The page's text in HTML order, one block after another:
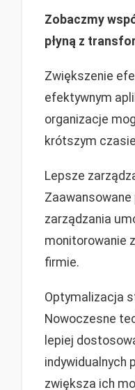
Zobaczmy
płyną z
Zwiększenie
efektywnym
organizacje
krótszym
Lepsze
zarządzania
monitorowanie
firmie.
Optymalizacja
Nowoczesne
lepiej
indywidualnych
zwiększa ich